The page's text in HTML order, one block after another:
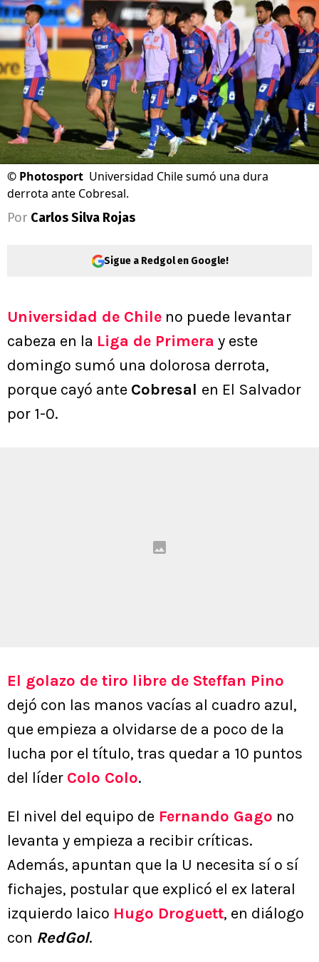
© Photosport Universidad Chile sumó una dura
derrota ante Cobresal.
Por Carlos Silva Rojas
Sigue a Redgol en Google!
Universidad de Chile no puede levantar
cabeza en la Liga de Primera y este
domingo sumó una dolorosa derrota,
porque cayó ante Cobresal en El Salvador
por 1-0.
El golazo de tiro libre de Steffan Pino
dejó con las manos vacías al cuadro azul,
que empieza a olvidarse de a poco de la
lucha por el título, tras quedar a 10 puntos
del líder Colo Colo.
El nivel del equipo de Fernando Gago no
levanta y empieza a recibir críticas.
Además, apuntan que la U necesita sí o sí
fichajes, postular que explicó el ex lateral
izquierdo laico Hugo Droguett, en diálogo
con RedGol.